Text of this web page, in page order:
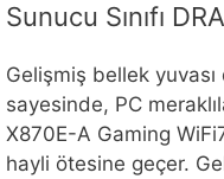
Sunucu Sınıfı
Gelişmiş bellek yuvası
sayesinde, PC
X870E-A Gaming
hayli ötesine geçer.